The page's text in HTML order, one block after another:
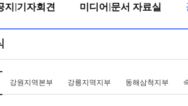
지|기자회견 미디어|문서 자료실
강원지역본부 강릉지역지부 동해삼척지부